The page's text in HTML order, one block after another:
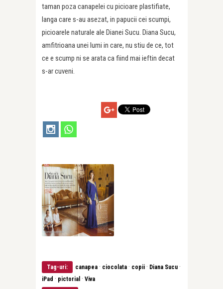
taman poza canapelei cu picioare plastifiate,
langa care s-au asezat, in papucii cei scumpi,
picioarele naturale ale Dianei Sucu. Diana Sucu,
amfitrioana unei lumi in care, nu stiu de ce, tot
ce e scump ni se arata ca fiind mai ieftin decat
s-ar cuveni.
Tag-uri: canapea · ciocolata · copii · Diana Sucu ·
iPad · pictorial · Viva